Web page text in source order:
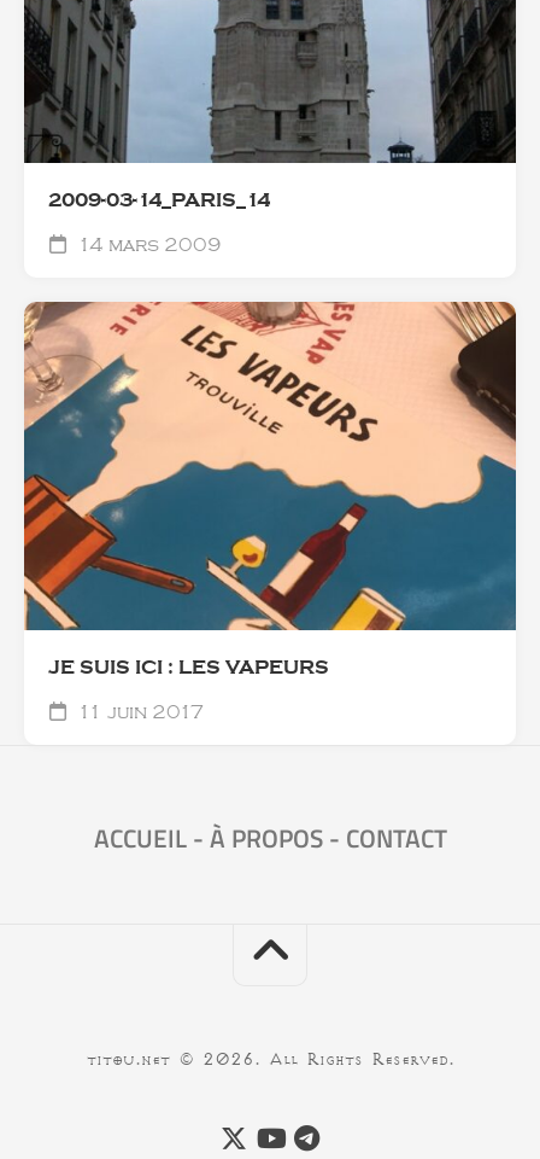
2009-03-14_PARIS_14
14 mars 2009
JE SUIS ICI : LES VAPEURS
11 juin 2017
ACCUEIL-À PROPOS- CONTACT
titou.net © 2026. All Rights Reserved.